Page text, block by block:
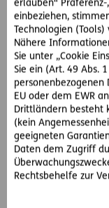
erlauben“
einbeziehen,
Technologien
Nähere
Sie unter „Cookie
Sie ein (Art. 49 Abs.
EU oder dem EWR
Drittländern besteht
(kein
geeigneten
Daten dem Zugriff
Rechtsbehelfe zur
samt Verlinkung
das
800,- Euro an
gegnerischen
Außergerichtliche
Frau M. wendet
außergerichtlichen
Gerichtsprozess zu
des